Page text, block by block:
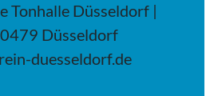
Tonhalle Düsseldorf |
Düsseldorf
duesseldorf.de